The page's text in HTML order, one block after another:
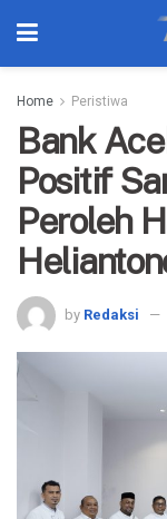
Home Peristiwa
Bank
Positif
Peroleh
by Redaksi